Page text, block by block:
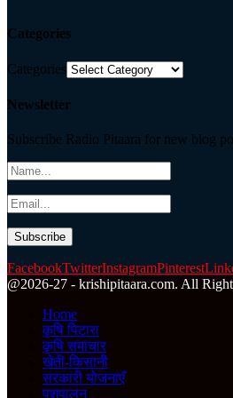
Categories
Categories
Newsletter
Subscribe Radio Pitaara for new blog
FacebookTwitterInstagramPinterest
@2026-27 - krishipitaara.com. All
Home
कृषि पिटारा
कृषि समाचार
खेती-किसानी
सरकारी योजनाएँ
पशुपालन